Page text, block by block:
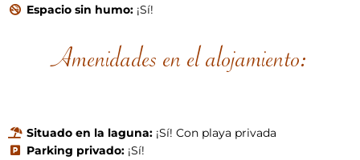
Espacio sin humo:¡Sí!
Amenidades en el alojamiento:
Situado en la laguna:¡Sí! Con playa privada
Parking privado:¡Sí!